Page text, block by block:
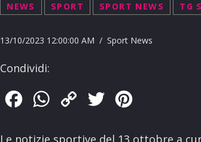
NEWS SPORT SPORT NEWS TG
13/10/2023 12:00:00 AM / Sport News
Condividi:
FacebookWhatsApp
Copy
Twitter